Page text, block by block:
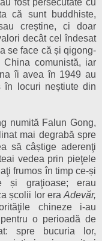
că sunt buddhiste,
creștine, ci doar
decât cel îndesat
se face că și qigong-
comunistă, iar
îi avea în 1949 au
în locuri neștiute din
numită Falun Gong,
mai degrabă spre
să câștige aderenţi
vedea prin pieţele
frumos în timp ce-și
și graţioase; erau
școlii lor era Adevăr,
chineze i-au
o perioadă de
spre bucuria lor,